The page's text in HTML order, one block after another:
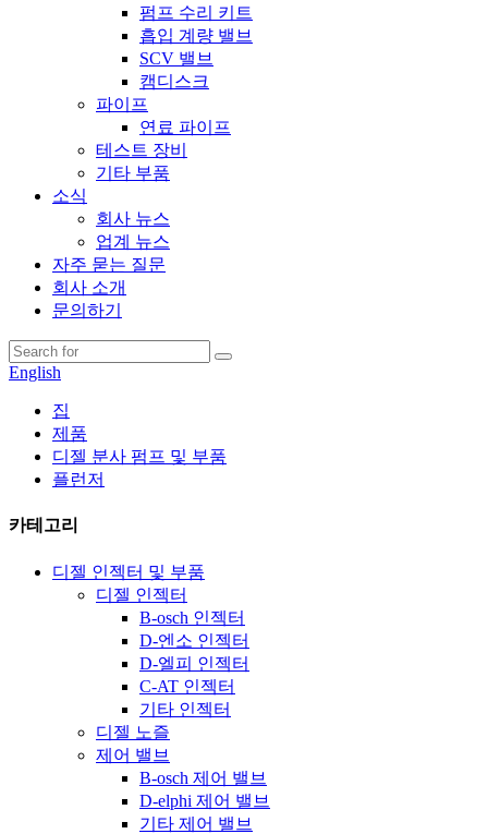
펌프 수리 키트
흡입 계량 밸브
SCV 밸브
캠디스크
파이프
연료 파이프
테스트 장비
기타 부품
소식
회사 뉴스
업계 뉴스
자주 묻는 질문
회사 소개
문의하기
English
집
제품
디젤 분사 펌프 및 부품
플런저
카테고리
디젤 인젝터 및 부품
디젤 인젝터
B-osch 인젝터
D-엔소 인젝터
D-엘피 인젝터
C-AT 인젝터
기타 인젝터
디젤 노즐
제어 밸브
B-osch 제어 밸브
D-elphi 제어 밸브
기타 제어 밸브